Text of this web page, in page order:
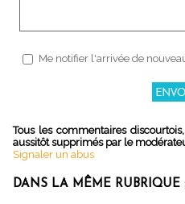
Me notifier l'arrivée de
Tous les commentaires
aussitôt supprimés par le
Signaler un abus
DANS LA MÊME RUBRIQUE